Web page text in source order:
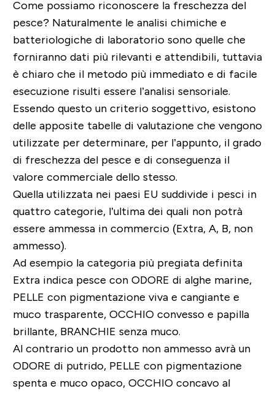
Come possiamo riconoscere la freschezza del
pesce? Naturalmente le analisi chimiche e
batteriologiche di laboratorio sono quelle che
forniranno dati più rilevanti e attendibili, tuttavia
è chiaro che il metodo più immediato e di facile
esecuzione risulti essere l’analisi sensoriale.
Essendo questo un criterio soggettivo, esistono
delle apposite tabelle di valutazione che vengono
utilizzate per determinare, per l’appunto, il grado
di freschezza del pesce e di conseguenza il
valore commerciale dello stesso.
Quella utilizzata nei paesi EU suddivide i pesci in
quattro categorie, l’ultima dei quali non potrà
essere ammessa in commercio (Extra, A, B, non
ammesso).
Ad esempio la categoria più pregiata definita
Extra indica pesce con ODORE di alghe marine,
PELLE con pigmentazione viva e cangiante e
muco trasparente, OCCHIO convesso e papilla
brillante, BRANCHIE senza muco.
Al contrario un prodotto non ammesso avrà un
ODORE di putrido, PELLE con pigmentazione
spenta e muco opaco, OCCHIO concavo al